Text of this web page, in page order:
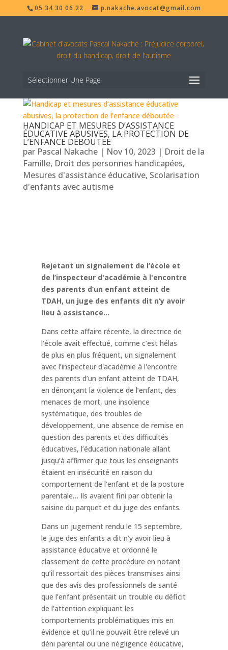
05 34 30 06 22 p.nakache.avocat@gmail.com
Sélectionner Une Page
HANDICAP ET MESURES D’ASSISTANCE
ÉDUCATIVE ABUSIVES, LA PROTECTION DE
L’ENFANCE DÉBOUTÉE
par Pascal Nakache| Nov 10, 2023 | Droit de la
Famille, Droit des personnes handicapées,
Mesures d'assistance éducative, Scolarisation
d'enfants avec autisme
Rejetant un signalement de l’école et
de l’inspecteur d'académie à l'encontre
des parents d’un enfant atteint de
TDAH, un juge des enfants dit n’y avoir
lieu à assistance…
Dans cette affaire récente, la directrice de
l'école avait effectué, comme c’est hélas
de plus en plus fréquent, un signalement
avec l’inspecteur d'académie à l'encontre
des parents d’un enfant atteint de TDAH,
en dénonçant la violence de l’enfant, des
menaces de mort, une insolence
systématique, des troubles de
développement, une absence de remise en
question des parents et des difficultés
éducatives, l’éducation nationale allant
jusqu’à affirmer que tous les enseignants
étaient en insécurité en raison du
comportement de l’enfant et de la posture
parentale… Ils avaient fini par obtenir la
saisine du parquet et du juge des enfants.
Dans un jugement rendu le 15 septembre,
le juge des enfants a dit n’y avoir lieu à
assistance éducative et ordonné le
classement de cette procédure en notant
qu’il ressortait des pièces transmises ainsi
que des avis des professionnels de santé
que l’enfant présentait un trouble du déficit
de l'attention expliquant les
comportements problématiques mis en
évidence et qu’il ne pouvait être relevé un
déni parental ou une négligence éducative,